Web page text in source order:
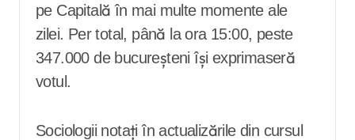
pe Capitală în mai multe momente ale
zilei. Per total, până la ora 15:00, peste
347.000 de bucureșteni își exprimaseră
votul.
Sociologii notați în actualizările din cursul